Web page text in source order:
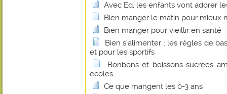
Avec Ed, les enfants vont adorer
Bien manger le matin pour mieux
Bien manger pour vieillir en santé
Bien s'alimenter : les règles de
et pour les sportifs
Bonbons et boissons sucrées
écoles
Ce que mangent les 0-3 ans